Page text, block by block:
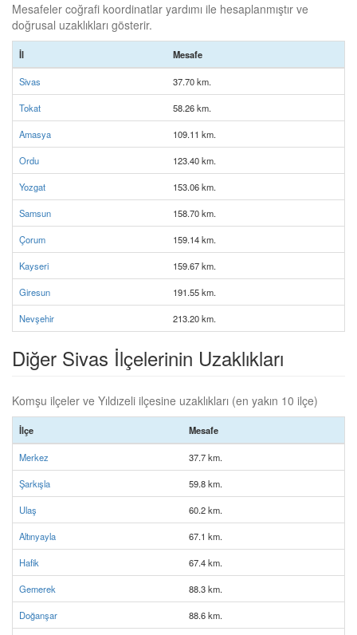
Mesafeler coğrafi koordinatlar yardımı ile hesaplanmıştır ve
doğrusal uzaklıkları gösterir.
İl Mesafe
Sivas 37.70 km.
Tokat 58.26 km.
Amasya 109.11 km.
Ordu 123.40 km.
Yozgat 153.06 km.
Samsun 158.70 km.
Çorum 159.14 km.
Kayseri 159.67 km.
Giresun 191.55 km.
Nevşehir 213.20 km.
Diğer Sivas İlçelerinin Uzaklıkları
Komşu ilçeler ve Yıldızeli ilçesine uzaklıkları (en yakın 10 ilçe)
İlçe Mesafe
Merkez 37.7 km.
Şarkışla 59.8 km.
Ulaş 60.2 km.
Altınyayla 67.1 km.
Hafik 67.4 km.
Gemerek 88.3 km.
Doğanşar 88.6 km.